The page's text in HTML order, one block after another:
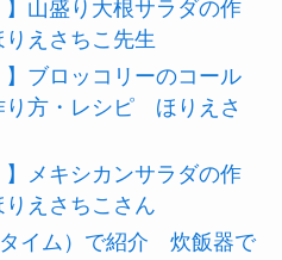
】山盛り大根サラダの作
えさちこ先生
】ブロッコリーのコール
り方・レシピ ほりえさ
】メキシカンサラダの作
えさちこさん
イム）で紹介 炊飯器で